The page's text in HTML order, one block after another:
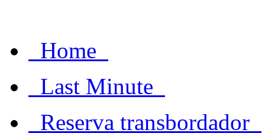
Home
Last Minute
Reserva transbordador